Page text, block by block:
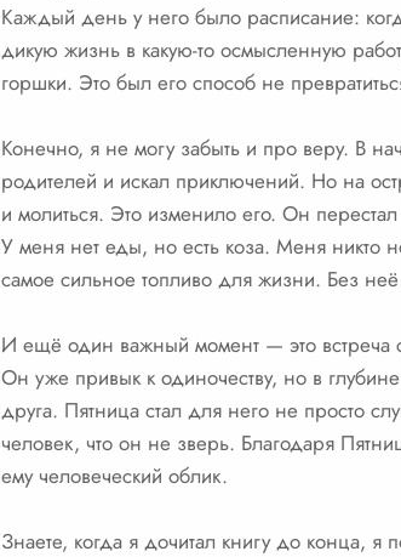
Каждый день у него было расписание:
дикую жизнь в какую-то осмысленную
горшки. Это был его способ не
Конечно, я не могу забыть и про веру. В
родителей и искал приключений. Но на
и молиться. Это изменило его. Он
У меня нет еды, но есть коза. Меня никто
самое сильное топливо для жизни. Без неё
И ещё один важный момент — это встреча
Он уже привык к одиночеству, но в
друга. Пятница стал для него не просто
человек, что он не зверь. Благодаря
ему человеческий облик.
Знаете, когда я дочитал книгу до конца,